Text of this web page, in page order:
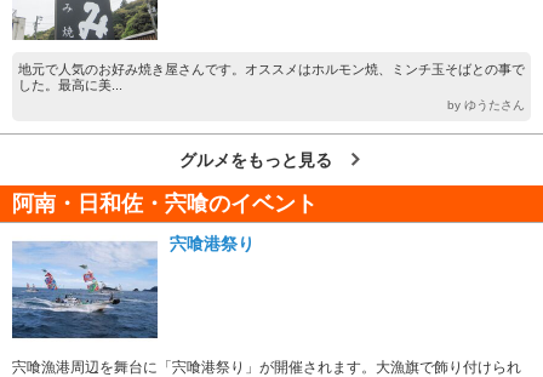
地元で人気のお好み焼き屋さんです。オススメはホルモン焼、ミンチ玉そばとの事で
した。最高に美...
by ゆうたさん
グルメをもっと見る
阿南・日和佐・宍喰のイベント
宍喰港祭り
宍喰漁港周辺を舞台に「宍喰港祭り」が開催されます。大漁旗で飾り付けられ